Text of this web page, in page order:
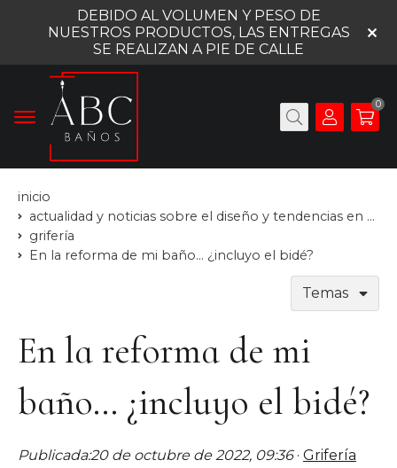
DEBIDO AL VOLUMEN Y PESO DE
NUESTROS PRODUCTOS, LAS ENTREGAS
SE REALIZAN A PIE DE CALLE
0
inicio
actualidad y noticias sobre el diseño y tendencias en baños
grifería
En la reforma de mi baño... ¿incluyo el bidé?
Temas
En la reforma de mi
baño... ¿incluyo el bidé?
Publicada:20 de octubre de 2022, 09:36· Grifería